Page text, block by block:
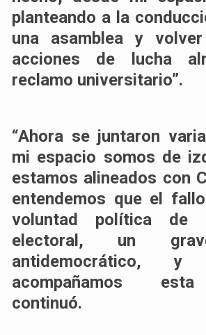
planteando a la
una asamblea y
acciones de lucha
reclamo universitario”.
“Ahora se juntaron
mi espacio somos de
estamos alineados con
entendemos que el
voluntad política de
electoral, un
antidemocrático,
acompañamos
continuó.